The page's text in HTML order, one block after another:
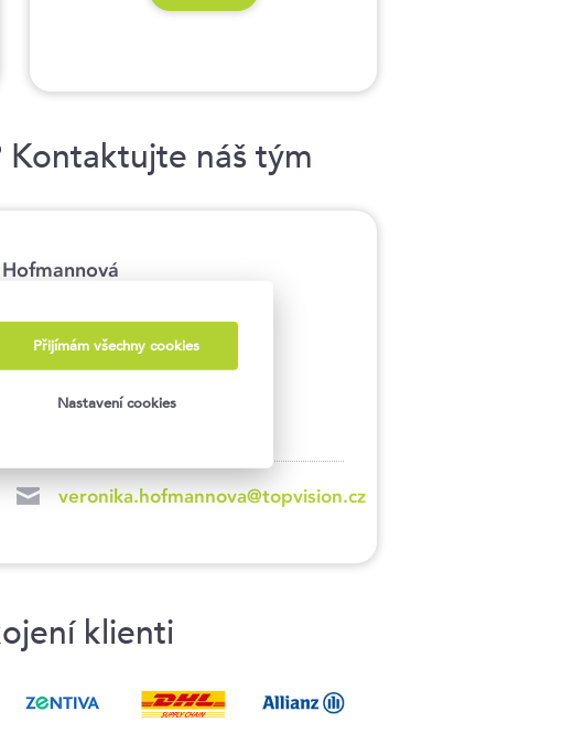
náš tým
veronika.hofmannova@topvision.cz
klienti
Přijímám všechny cookies
Nastavení cookies